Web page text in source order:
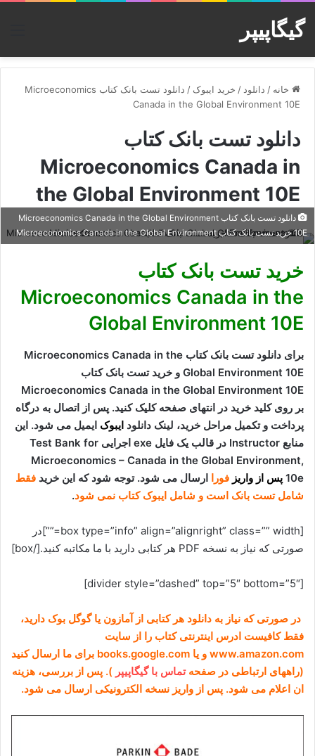
گیگاپیپر
خانه / دانلود / خرید ایبوک /
دانلود تست بانک کتاب Microeconomics
Canada in the Global Environment 10E
دانلود تست بانک کتاب
Microeconomics Canada in
the Global Environment 10E
دانلود تست بانک کتاب Microeconomics Canada in the Global Environment
10E خرید تست بانک کتاب Microeconomics Canada in the Global Environment
خرید تست بانک کتاب
Microeconomics Canada in the
Global Environment 10E
برای دانلود تست بانک کتاب Microeconomics Canada in the
Global Environment 10E و خرید تست بانک کتاب
Microeconomics Canada in the Global Environment 10E
بر روی کلید خرید در انتهای صفحه کلیک کنید. پس از اتصال به درگاه
پرداخت و تکمیل مراحل خرید، لینک دانلود ایبوک ایمیل می شود. این
منابع Instructor در قالب یک فایل exe اجرایی Test Bank for
Microeconomics – Canada in the Global Environment,
10e پس از واریز فورا ارسال می شود. توجه شود که این خرید فقط
شامل تست بانک است و شامل ایبوک کتاب نمی شود.
[box type=”info” align=”alignright” class=”” width=””]در
صورتی که نیاز به نسخه PDF هر کتابی دارید با ما مکاتبه کنید.[/box]
[divider style=”dashed” top=”5″ bottom=”5″]
در صورتی که نیاز به دانلود هر کتابی از آمازون یا گوگل بوک دارید،
فقط کافیست ادرس اینترنتی کتاب را از سایت
www.amazon.com و یا books.google.com برای ما ارسال کنید
(راههای ارتباطی در صفحهتماس با گیگاپیپر ). پس از بررسی، هزینه
ان اعلام می شود. پس از واریز نسخه الکترونیکی ارسال می شود.